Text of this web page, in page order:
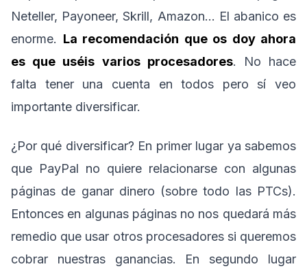
Neteller, Payoneer, Skrill, Amazon… El abanico es
enorme. La recomendación que os doy ahora
es que uséis varios procesadores. No hace
falta tener una cuenta en todos pero sí veo
importante diversificar.
¿Por qué diversificar? En primer lugar ya sabemos
que PayPal no quiere relacionarse con algunas
páginas de ganar dinero (sobre todo las PTCs).
Entonces en algunas páginas no nos quedará más
remedio que usar otros procesadores si queremos
cobrar nuestras ganancias. En segundo lugar